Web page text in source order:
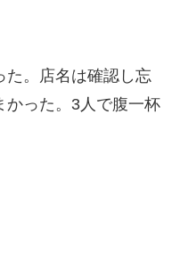
た。店名は確認し忘
かった。3人で腹一杯